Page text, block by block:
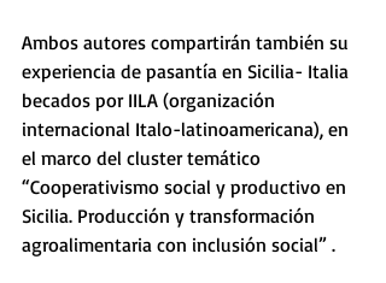
Ambos autores compartirán también su
experiencia de pasantía en Sicilia- Italia
becados por IILA (organización
internacional Italo-latinoamericana), en
el marco del cluster temático
“Cooperativismo social y productivo en
Sicilia. Producción y transformación
agroalimentaria con inclusión social” .